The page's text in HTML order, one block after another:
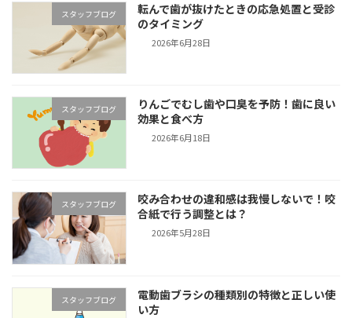
スタッフブログ
転んで歯が抜けたときの応急処置と受診
のタイミング
2026年6月28日
スタッフブログ
りんごでむし歯や口臭を予防！歯に良い
効果と食べ方
2026年6月18日
スタッフブログ
咬み合わせの違和感は我慢しないで！咬
合紙で行う調整とは？
2026年5月28日
スタッフブログ
電動歯ブラシの種類別の特徴と正しい使
い方